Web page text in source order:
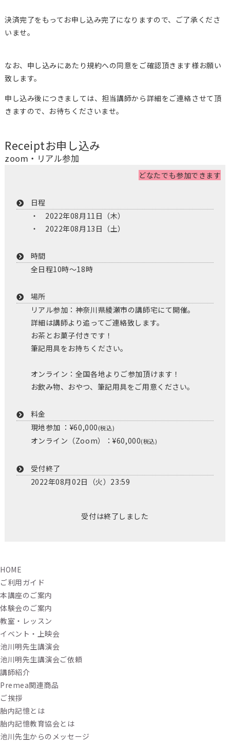
決済完了をもってお申し込み完了になりますので、ご了承くださ
いませ。
なお、申し込みにあたり規約への同意をご確認頂きます様お願い
致します。
申し込み後につきましては、担当講師から詳細をご連絡させて頂
きますので、お待ちくださいませ。
Receiptお申し込み
zoom・リアル参加
どなたでも参加できます
日程
2022年08月11日（木）
2022年08月13日（土）
時間
全日程10時〜18時
場所
リアル参加：神奈川県綾瀬市の講師宅にて開催。
詳細は講師より追ってご連絡致します。
お茶とお菓子付きです！
筆記用具をお持ちください。
オンライン：全国各地よりご参加頂けます！
お飲み物、おやつ、筆記用具をご用意ください。
料金
現地参加 ：¥60,000(税込)
オンライン（Zoom）：¥60,000(税込)
受付終了
2022年08月02日（火）23:59
受付は終了しました
HOME
ご利用ガイド
本講座のご案内
体験会のご案内
教室・レッスン
イベント・上映会
池川明先生講演会
池川明先生講演会ご依頼
講師紹介
Premea関連商品
ご挨拶
胎内記憶とは
胎内記憶教育協会とは
池川先生からのメッセージ